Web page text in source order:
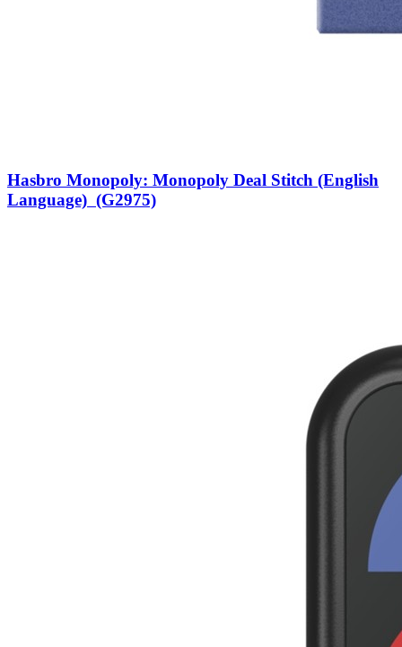
Hasbro Monopoly: Monopoly Deal Stitch (English
Language) (G2975)